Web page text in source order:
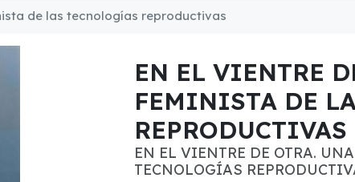
de las tecnologías reproductivas
EN EL VIENTRE
FEMINISTA DE
REPRODUCTIVAS
EN EL VIENTRE DE OTRA.
TECNOLOGÍAS